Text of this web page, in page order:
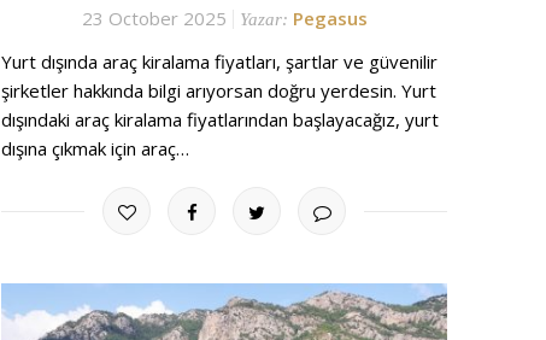
23 October 2025 Yazar: Pegasus
Yurt dışında araç kiralama fiyatları, şartlar ve güvenilir
şirketler hakkında bilgi arıyorsan doğru yerdesin. Yurt
dışındaki araç kiralama fiyatlarından başlayacağız, yurt
dışına çıkmak için araç…